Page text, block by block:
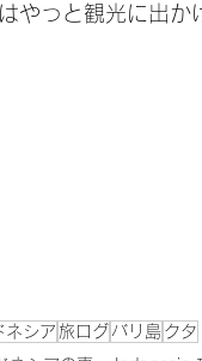
やっと観光に出か
ネシア 旅ログ バリ島 クタ